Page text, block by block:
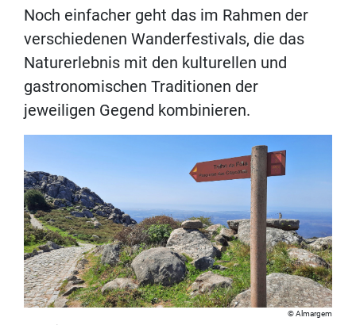
Noch einfacher geht das im Rahmen der
verschiedenen Wanderfestivals, die das
Naturerlebnis mit den kulturellen und
gastronomischen Traditionen der
jeweiligen Gegend kombinieren.
Almargem